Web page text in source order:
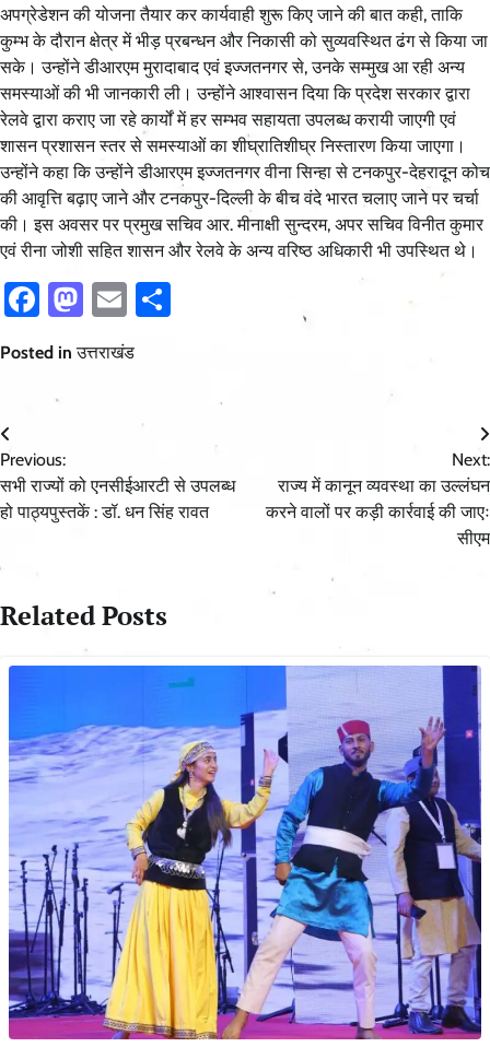
अपग्रेडेशन की योजना तैयार कर कार्यवाही शुरू किए जाने की बात कही, ताकि
कुम्भ के दौरान क्षेत्र में भीड़ प्रबन्धन और निकासी को सुव्यवस्थित ढंग से किया जा
सके। उन्होंने डीआरएम मुरादाबाद एवं इज्जतनगर से, उनके सम्मुख आ रही अन्य
समस्याओं की भी जानकारी ली। उन्होंने आश्वासन दिया कि प्रदेश सरकार द्वारा
रेलवे द्वारा कराए जा रहे कार्यों में हर सम्भव सहायता उपलब्ध करायी जाएगी एवं
शासन प्रशासन स्तर से समस्याओं का शीघ्रातिशीघ्र निस्तारण किया जाएगा।
उन्होंने कहा कि उन्होंने डीआरएम इज्जतनगर वीना सिन्हा से टनकपुर-देहरादून कोच
की आवृत्ति बढ़ाए जाने और टनकपुर-दिल्ली के बीच वंदे भारत चलाए जाने पर चर्चा
की। इस अवसर पर प्रमुख सचिव आर. मीनाक्षी सुन्दरम, अपर सचिव विनीत कुमार
एवं रीना जोशी सहित शासन और रेलवे के अन्य वरिष्ठ अधिकारी भी उपस्थित थे।
Facebook
Mastodon
Email
Posted inउत्तराखंड
Post
navigation
Previous:
सभी राज्यों को एनसीईआरटी से उपलब्ध
हो पाठ्यपुस्तकें : डॉ. धन सिंह रावत
Next:
राज्य में कानून व्यवस्था का उल्लंघन
करने वालों पर कड़ी कार्रवाई की जाएः
सीएम
Related Posts